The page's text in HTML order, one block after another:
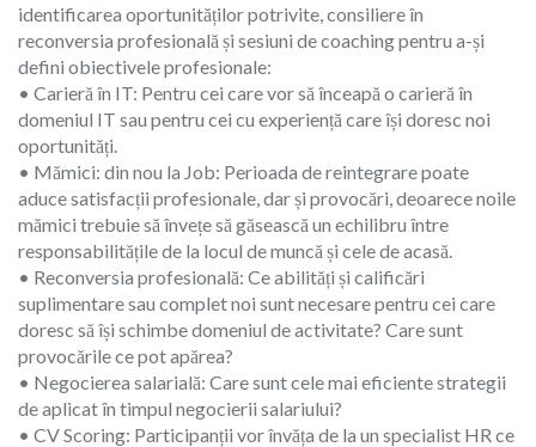
identificarea oportunităților potrivite, consiliere în
reconversia profesională și sesiuni de coaching pentru a-și
defini obiectivele profesionale:
• Carieră în IT: Pentru cei care vor să înceapă o carieră în
domeniul IT sau pentru cei cu experiență care își doresc noi
oportunități.
• Mămici: din nou la Job: Perioada de reintegrare poate
aduce satisfacții profesionale, dar și provocări, deoarece noile
mămici trebuie să învețe să găsească un echilibru între
responsabilitățile de la locul de muncă și cele de acasă.
• Reconversia profesională: Ce abilități și calificări
suplimentare sau complet noi sunt necesare pentru cei care
doresc să își schimbe domeniul de activitate? Care sunt
provocările ce pot apărea?
• Negocierea salarială: Care sunt cele mai eficiente strategii
de aplicat în timpul negocierii salariului?
• CV Scoring: Participanții vor învăța de la un specialist HR ce